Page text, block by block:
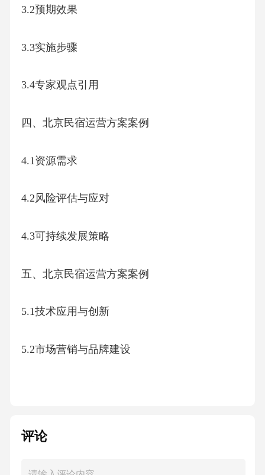
3.2预期效果
3.3实施步骤
3.4专家观点引用
四、北京民宿运营方案案例
4.1资源需求
4.2风险评估与应对
4.3可持续发展策略
五、北京民宿运营方案案例
5.1技术应用与创新
5.2市场营销与品牌建设
评论